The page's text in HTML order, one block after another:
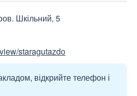
Шкільний, 5
staragutazdo
відкрийте телефон і